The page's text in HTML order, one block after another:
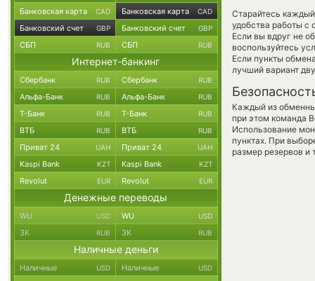
Старайтесь
удобства работы с
Если вы вдруг не
воспользуйтесь
Если пункты
лучший вариант
Каждый из
при этом команда
Использование
пунктах. При
размер резервов и
Банковская карта CAD Банковская карта CAD
Банковский счет GBP Банковский счет GBP
СБП RUB СБП RUB
Интернет-банкинг
Сбербанк RUB Сбербанк RUB
Альфа-Банк RUB Альфа-Банк RUB
Т-Банк RUB Т-Банк RUB
ВТБ RUB ВТБ RUB
Приват 24 UAH Приват 24 UAH
Kaspi Bank KZT Kaspi Bank KZT
Revolut EUR Revolut EUR
Денежные переводы
WU USD WU USD
ЗК RUB ЗК RUB
Наличные деньги
Наличные USD Наличные USD